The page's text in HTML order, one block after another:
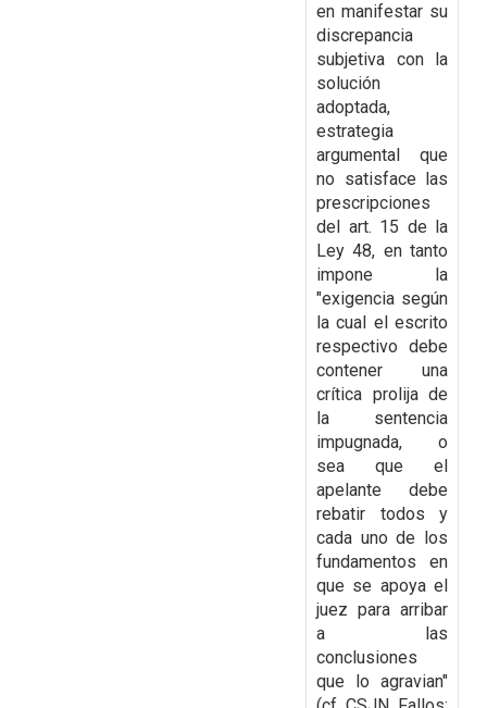
en manifestar su
discrepancia
subjetiva con la
solución
adoptada,
estrategia
argumental que
no satisface las
prescripciones
del art. 15 de la
Ley 48, en tanto
impone la
"exigencia según
la cual el escrito
respectivo debe
contener una
crítica prolija de
la sentencia
impugnada, o
sea que el
apelante debe
rebatir todos y
cada uno de los
fundamentos en
que se apoya el
juez para arribar
a las
conclusiones
que lo agravian"